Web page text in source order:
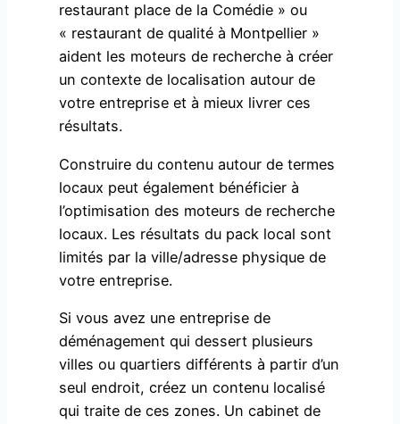
restaurant place de la Comédie » ou
« restaurant de qualité à Montpellier »
aident les moteurs de recherche à créer
un contexte de localisation autour de
votre entreprise et à mieux livrer ces
résultats.
Construire du contenu autour de termes
locaux peut également bénéficier à
l’optimisation des moteurs de recherche
locaux. Les résultats du pack local sont
limités par la ville/adresse physique de
votre entreprise.
Si vous avez une entreprise de
déménagement qui dessert plusieurs
villes ou quartiers différents à partir d’un
seul endroit, créez un contenu localisé
qui traite de ces zones. Un cabinet de